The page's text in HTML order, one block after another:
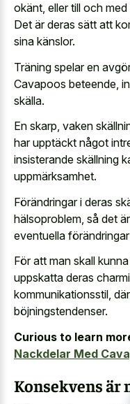
okänt, eller till och
Det är deras sätt att
sina känslor.
Träning spelar en
Cavapoos beteende,
skälla.
En skarp, vaken
har upptäckt något
insisterande skällning
uppmärksamhet.
Förändringar i deras
hälsoproblem, så det
eventuella
För att man skall
uppskatta deras
kommunikationsstil,
böjningstendenser.
Curious to learn
Nackdelar Med
Konsekvens är